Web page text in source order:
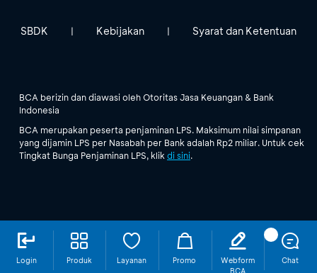
Login Produk Layanan Promo
Webform
Chat
SBDK | Kebijakan | Syarat dan Ketentuan
BCA berizin dan diawasi oleh Otoritas Jasa Keuangan & Bank
Indonesia
BCA merupakan peserta penjaminan LPS. Maksimum nilai simpanan
yang dijamin LPS per Nasabah per Bank adalah Rp2 miliar. Untuk cek
Tingkat Bunga Penjaminan LPS, klik di sini.